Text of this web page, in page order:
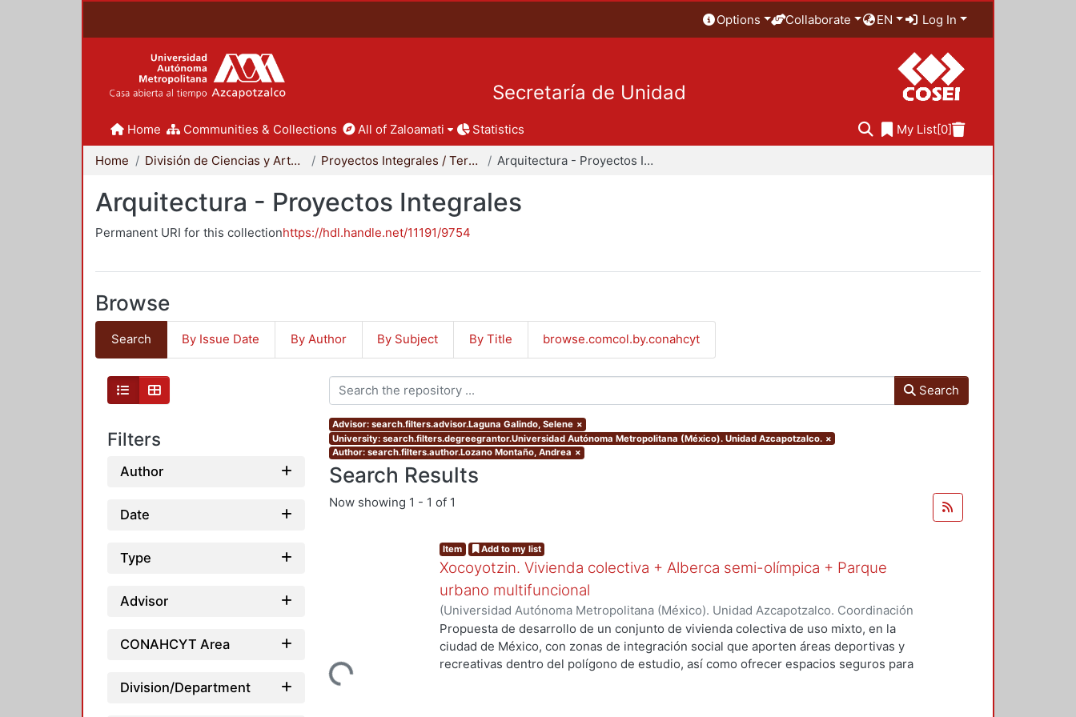
Options Collaborate EN Log In
Secretaría de Unidad
Home Communities & Collections All of Zaloamati Statistics My List[0]
Home División de Ciencias y Artes para el Diseño Proyectos Integrales / Terminales - Licenciatura Arquitectura - Proyectos Integrales
Arquitectura - Proyectos Integrales
Permanent URI for this collectionhttps://hdl.handle.net/11191/9754
Browse
Search By Issue Date By Author By Subject By Title browse.comcol.by.conahcyt
Filters
Author
Date
Type
Advisor
CONAHCYT Area
Division/Department
Search
Advisor: search.filters.advisor.Laguna Galindo, Selene ×
University: search.filters.degreegrantor.Universidad Autónoma Metropolitana (México). Unidad Azcapotzalco. ×
Author: search.filters.author.Lozano Montaño, Andrea ×
Search Results
Now showing 1 - 1 of 1
Loading...
Item Add to my list
Xocoyotzin. Vivienda colectiva + Alberca semi-olímpica + Parque
urbano multifuncional
(Universidad Autónoma Metropolitana (México). Unidad Azcapotzalco. Coordinación
de Servicios de Información.,2023-10)Lozano Montaño, Andrea
Propuesta de desarrollo de un conjunto de vivienda colectiva de uso mixto, en la
ciudad de México, con zonas de integración social que aporten áreas deportivas y
recreativas dentro del polígono de estudio, así como ofrecer espacios seguros para